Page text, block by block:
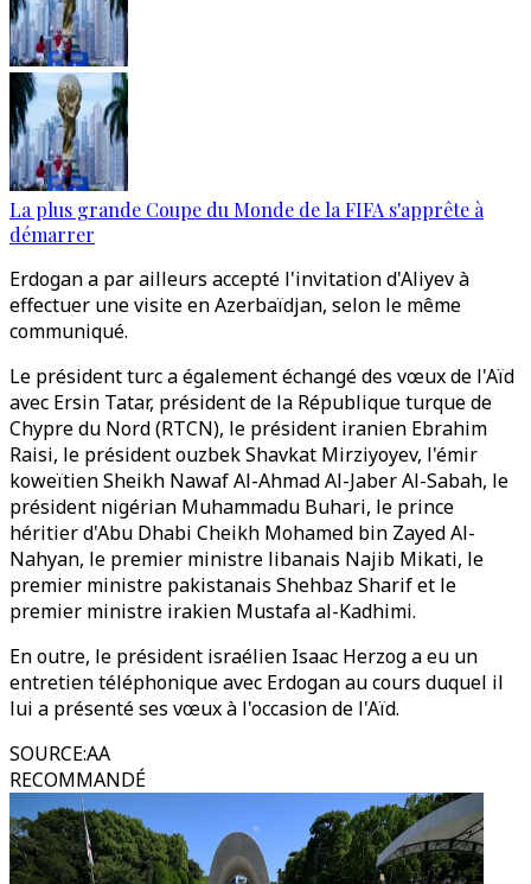
La plus grande Coupe du Monde de la FIFA s'apprête à
démarrer
Erdogan a par ailleurs accepté l'invitation d'Aliyev à
effectuer une visite en Azerbaïdjan, selon le même
communiqué.
Le président turc a également échangé des vœux de l'Aïd
avec Ersin Tatar, président de la République turque de
Chypre du Nord (RTCN), le président iranien Ebrahim
Raisi, le président ouzbek Shavkat Mirziyoyev, l'émir
koweïtien Sheikh Nawaf Al-Ahmad Al-Jaber Al-Sabah, le
président nigérian Muhammadu Buhari, le prince
héritier d'Abu Dhabi Cheikh Mohamed bin Zayed Al-
Nahyan, le premier ministre libanais Najib Mikati, le
premier ministre pakistanais Shehbaz Sharif et le
premier ministre irakien Mustafa al-Kadhimi.
En outre, le président israélien Isaac Herzog a eu un
entretien téléphonique avec Erdogan au cours duquel il
lui a présenté ses vœux à l'occasion de l'Aïd.
SOURCE:AA
RECOMMANDÉ